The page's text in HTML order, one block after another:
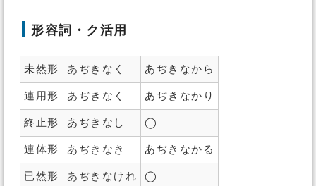
形容詞・ク活用
未然形 あぢきなく あぢきなから
連用形 あぢきなく あぢきなかり
終止形 あぢきなし ◯
連体形 あぢきなき あぢきなかる
已然形 あぢきなけれ ◯